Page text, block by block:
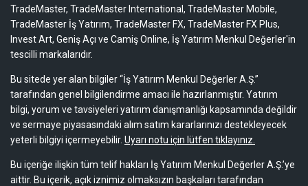
TradeMaster, TradeMaster International, TradeMaster Mobile,
TradeMaster İş Yatırım, TradeMaster FX, TradeMaster FX Plus,
Invest Art, Geniş Açı ve Camiş Online, İş Yatırım Menkul Değerler'in
tescilli markalarıdır.
Bu sitede yer alan bilgiler “İş Yatırım Menkul Değerler A.Ş.”
tarafından genel bilgilendirme amacı ile hazırlanmıştır. Yatırım
bilgi, yorum ve tavsiyeleri yatırım danışmanlığı kapsamında değildir
ve sermaye piyasasındaki alım satım kararlarınızı destekleyecek
yeterli bilgiyi içermeyebilir. Uyarı notu için lütfen tıklayınız.
Bu içeriğe ilişkin tüm telif hakları İş Yatırım Menkul Değerler A.Ş.’ye
aittir. Bu içerik, açık iznimiz olmaksızın başkaları tarafından